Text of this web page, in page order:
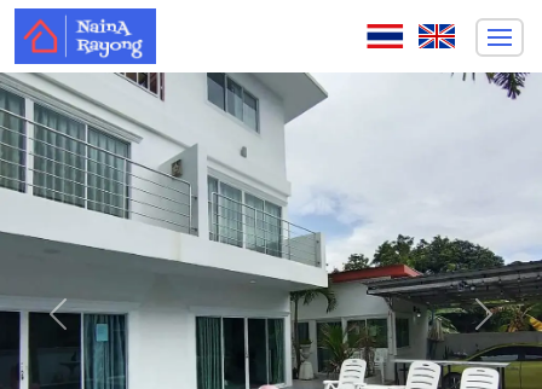
ก่อนหน้า ถัดไป